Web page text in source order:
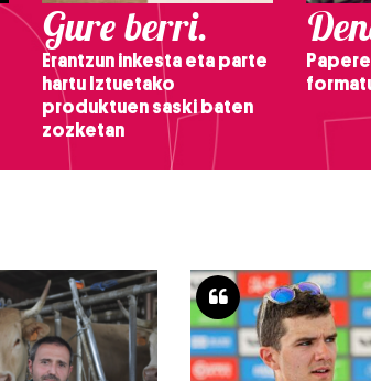
Gure berri.
Erantzun inkesta eta parte
hartu Iztuetako
produktuen saski baten
zozketan